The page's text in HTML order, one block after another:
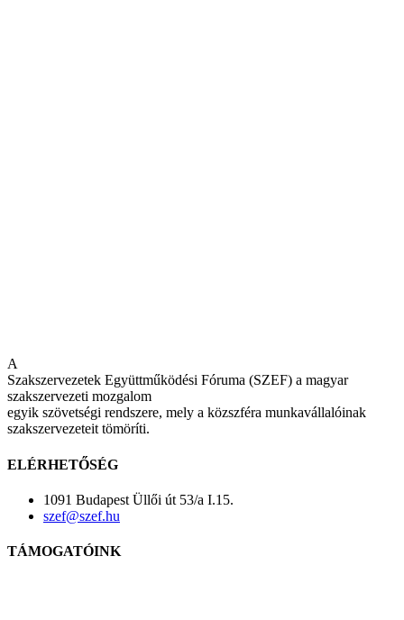
A
Szakszervezetek Együttműködési Fóruma (SZEF) a magyar
szakszervezeti mozgalom
egyik szövetségi rendszere, mely a közszféra munkavállalóinak
szakszervezeteit tömöríti.
ELÉRHETŐSÉG
1091 Budapest Üllői út 53/a I.15.
szef@szef.hu
TÁMOGATÓINK